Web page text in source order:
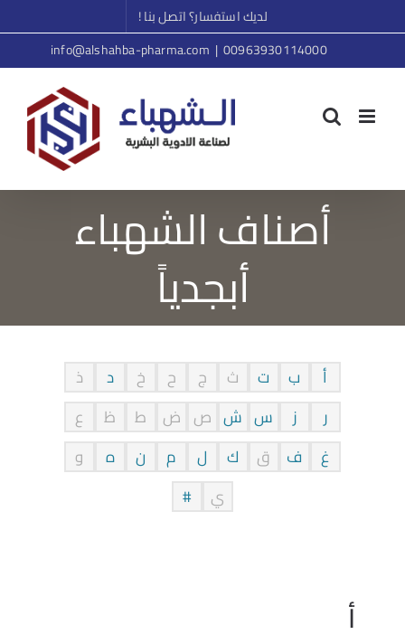
to
content
لديك استفسار؟ اتصل بنا !
00963930114000
|
info@alshahba-pharma.com
أصناف الشهباء
أبجدياً
أ ب ت ث ج ح خ د
ذ
ر
ز س ش ص ض ط ظ
ع
غ
ف ق ك ل م ن ه
و
ي
#
أ